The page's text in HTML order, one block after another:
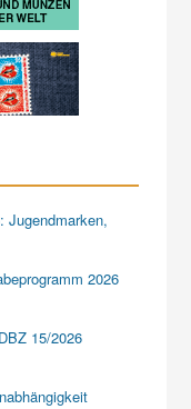
Jugendmarken,
2026
15/2026